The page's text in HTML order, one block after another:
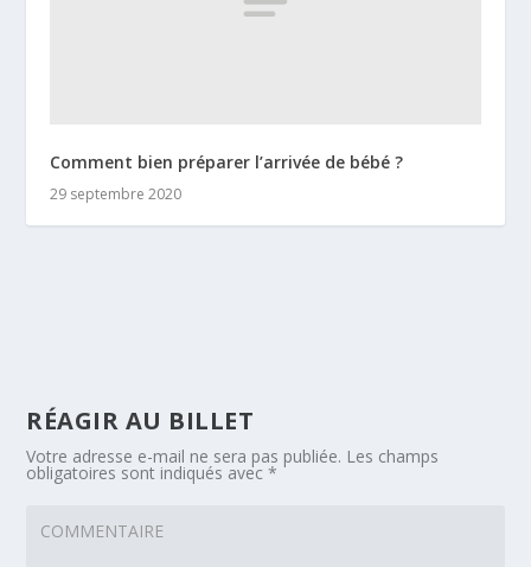
Comment bien préparer l’arrivée de bébé ?
29 septembre 2020
RÉAGIR AU BILLET
Votre adresse e-mail ne sera pas publiée. Les champs
obligatoires sont indiqués avec*